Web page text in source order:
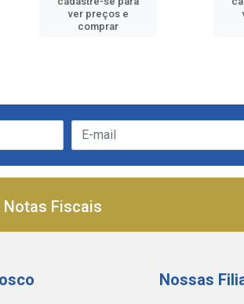
ver preços e
comprar
Notas Fiscais
Nossas